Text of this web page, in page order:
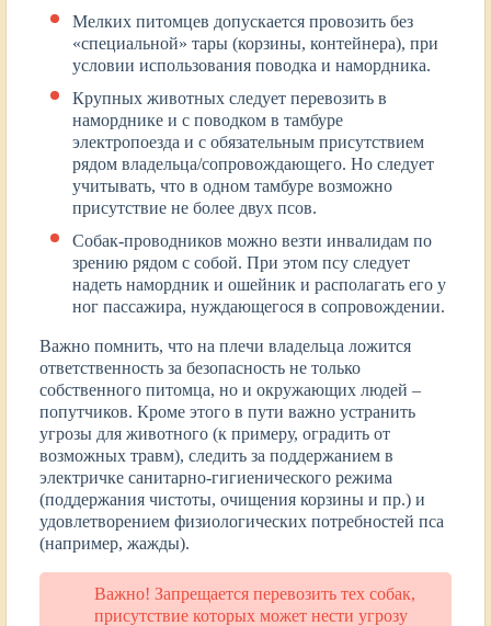
Мелких питомцев допускается провозить без
«специальной» тары (корзины, контейнера), при
условии использования поводка и намордника.
Крупных животных следует перевозить в
наморднике и с поводком в тамбуре
электропоезда и с обязательным присутствием
рядом владельца/сопровождающего. Но следует
учитывать, что в одном тамбуре возможно
присутствие не более двух псов.
Собак-проводников можно везти инвалидам по
зрению рядом с собой. При этом псу следует
надеть намордник и ошейник и располагать его у
ног пассажира, нуждающегося в сопровождении.
Важно помнить, что на плечи владельца ложится
ответственность за безопасность не только
собственного питомца, но и окружающих людей –
попутчиков. Кроме этого в пути важно устранить
угрозы для животного (к примеру, оградить от
возможных травм), следить за поддержанием в
электричке санитарно-гигиенического режима
(поддержания чистоты, очищения корзины и пр.) и
удовлетворением физиологических потребностей пса
(например, жажды).
Важно! Запрещается перевозить тех собак,
присутствие которых может нести угрозу